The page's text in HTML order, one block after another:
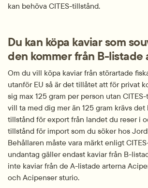
kan behöva CITES-tillstånd.
Du kan köpa kaviar som
den kommer från B-listade
Om du vill köpa kaviar från störartade
utanför EU så är det tillåtet att för privat
sig max 125 gram per person utan
vill ta med dig mer än 125 gram krävs det
tillstånd för export från landet du reser i
tillstånd för import som du söker hos
Behållaren måste vara märkt enligt
undantag gäller endast kaviar från B-
inte kaviar från de A-listade arterna
och Acipenser sturio.